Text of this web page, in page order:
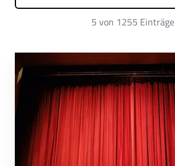
5 von 1255 Einträge